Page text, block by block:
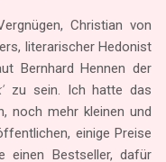
Christian von
literarischer Hedonist
Bernhard Hennen der
zu sein. Ich hatte das
noch mehr kleinen und
einige Preise
einen Bestseller, dafür